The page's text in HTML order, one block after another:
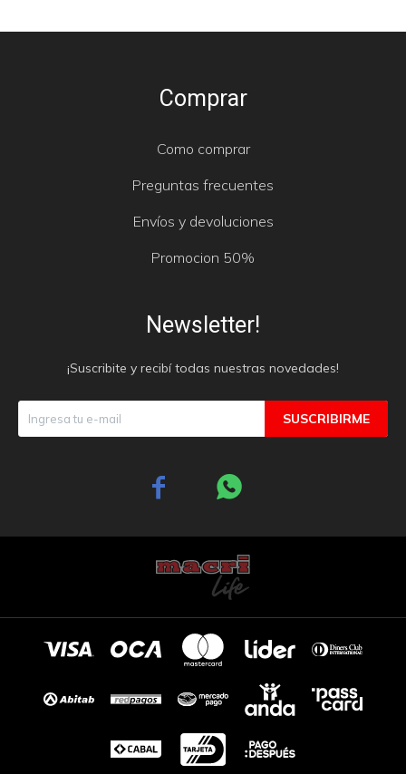
Comprar
Como comprar
Preguntas frecuentes
Envíos y devoluciones
Promocion 50%
Newsletter!
¡Suscribite y recibí todas nuestras novedades!
SUSCRIBIRME
 